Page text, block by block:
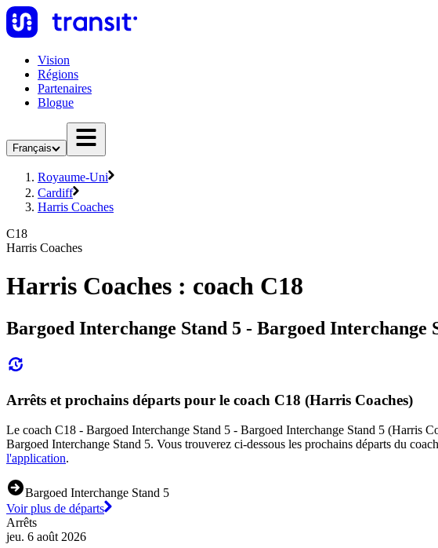
Vision
Régions
Partenaires
Blogue
Français
Royaume-Uni
Cardiff
Harris Coaches
C18
Harris Coaches
Harris Coaches : coach C18
Bargoed Interchange Stand 5 - Bargoed Interchange
Arrêts et prochains départs pour le coach C18 (Harris Coaches)
Le coach C18 - Bargoed Interchange Stand 5 - Bargoed Interchange Stand 5 (Harris
Bargoed Interchange Stand 5. Vous trouverez ci-dessous les prochains départs du
l'application.
Bargoed Interchange Stand 5
Voir plus de départs
Arrêts
jeu. 6 août 2026